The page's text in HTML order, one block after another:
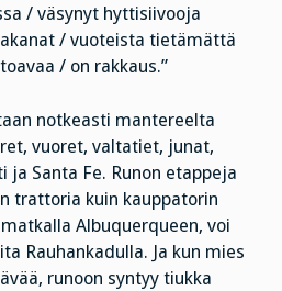
/ väsynyt hyttisiivooja
/ vuoteista tietämättä
/ on rakkaus.”
notkeasti mantereelta
vuoret, valtatiet, junat,
ja Santa Fe. Runon etappeja
trattoria kuin kauppatorin
Albuquerqueen, voi
Rauhankadulla. Ja kun mies
runoon syntyy tiukka